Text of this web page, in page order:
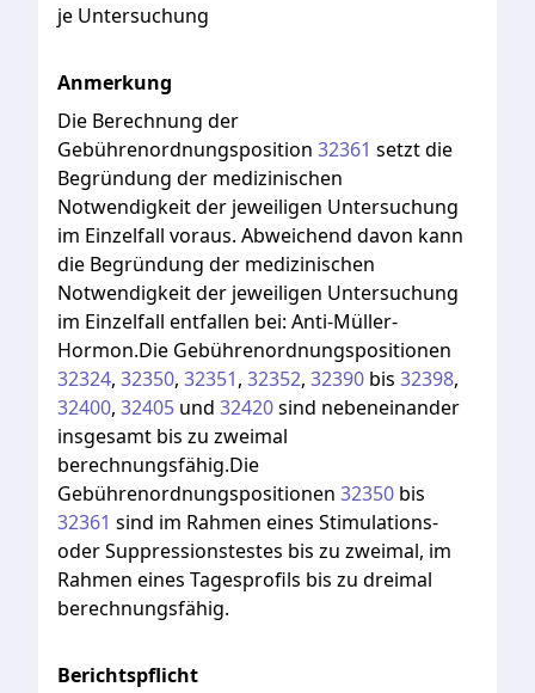
je Untersuchung
Anmerkung
Die Berechnung der
Gebührenordnungsposition 32361 setztdie
Begründung der medizinischen
Notwendigkeitder jeweiligen Untersuchung
im Einzelfall voraus. Abweichend davon kann
die Begründung der medizinischen
Notwendigkeitder jeweiligen Untersuchung
im Einzelfall entfallen bei: Anti-Müller-
Hormon.Die Gebührenordnungspositionen
32324, 32350, 32351, 32352, 32390 bis 32398,
32400, 32405 und 32420sind nebeneinander
insgesamt bis zu zweimal
berechnungsfähig.Die
Gebührenordnungspositionen 32350 bis
32361 sind im Rahmen eines Stimulations-
oderSuppressionstestes bis zu zweimal, im
Rahmen eines Tagesprofils bis zu dreimal
berechnungsfähig.
Berichtspflicht